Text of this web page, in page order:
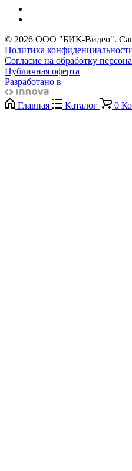
© 2026 ООО "БИК-Видео".
Политика
Согласие на обработку
Публичная оферта
Разработано в
Главная Каталог 0